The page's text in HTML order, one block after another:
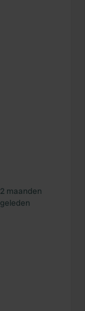
2 maanden
geleden